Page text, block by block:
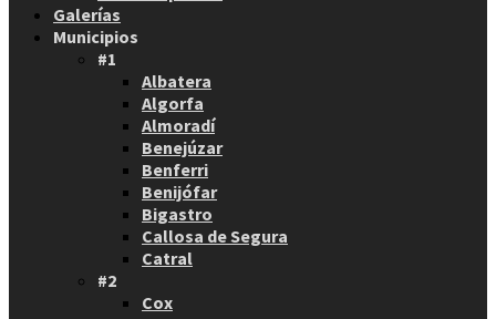
Galerías
Municipios
#1
Albatera
Algorfa
Almoradí
Benejúzar
Benferri
Benijófar
Bigastro
Callosa de Segura
Catral
#2
Cox